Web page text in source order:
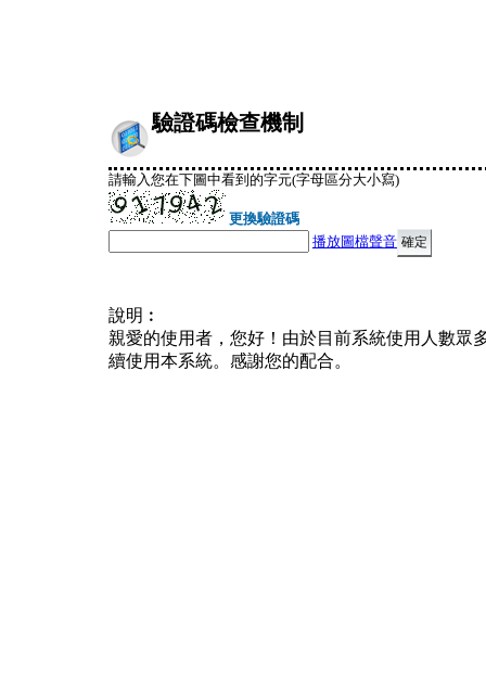
驗證碼檢查機制
請輸入您在下圖中看到的字元(字母區分大小寫)
更換驗證碼
播放圖檔聲音
說明︰
親愛的使用者，您好！由於目前系統使用人數眾
續使用本系統。感謝您的配合。